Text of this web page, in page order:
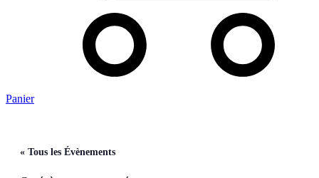
Panier
« Tous les Évènements